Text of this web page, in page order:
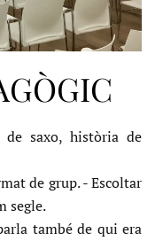
de saxo, història de
de grup. - Escoltar
segle.
també de qui era